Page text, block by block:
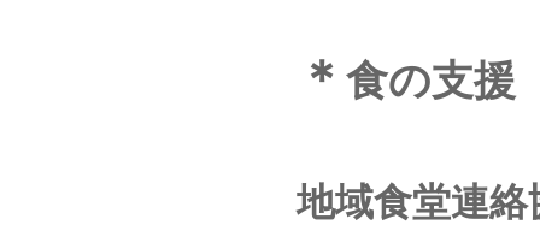
＊ 食の支援
地域食堂連絡